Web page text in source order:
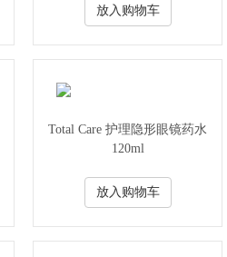
放入购物车
Total Care 护理隐形眼镜药水
120ml
放入购物车